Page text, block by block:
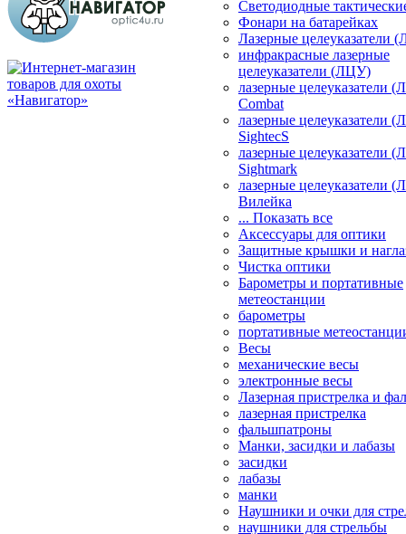
Светодиодные
Фонари на батарейках
Лазерные целеуказатели
инфракрасные лазерные
целеуказатели (ЛЦУ)
лазерные целеуказатели
Combat
лазерные целеуказатели
SightecS
лазерные целеуказатели
Sightmark
лазерные целеуказатели
Вилейка
... Показать все
Аксессуары для оптики
Защитные крышки и
Чистка оптики
Барометры и портативные
метеостанции
барометры
портативные
Весы
механические весы
электронные весы
Лазерная пристрелка и
лазерная пристрелка
фальшпатроны
Манки, засидки и лабазы
засидки
лабазы
манки
Наушники и очки для
наушники для стрельбы